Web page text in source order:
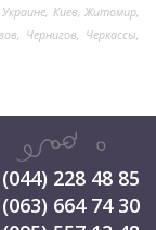
Киев, Житомир,
Чернигов, Черкассы,
(044) 228 48 85
(063) 664 74 30